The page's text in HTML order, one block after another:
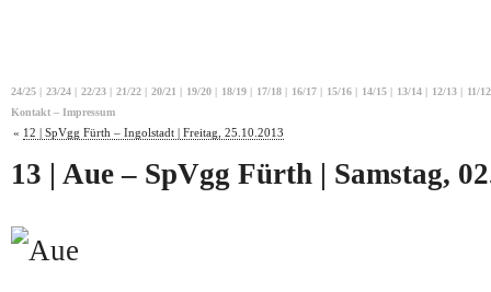
24/25 | 23/24 | 22/23 | 21/22 | 20/21 | 19/20 | 18/19 | 17/18 | 16/17 | 15/16 | 14/15 | 13/14 | 12/13 | 11/12
Kontakt – Impressum
« 12 | SpVgg Fürth – Ingolstadt | Freitag, 25.10.2013
13 | Aue – SpVgg Fürth | Samstag,